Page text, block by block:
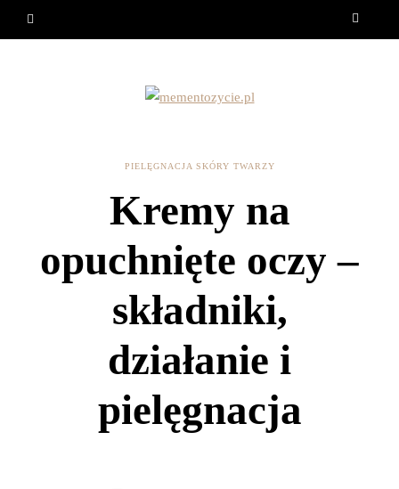
PIELĘGNACJA SKÓRY TWARZY
Kremy na
opuchnięte oczy –
składniki,
działanie i
pielęgnacja